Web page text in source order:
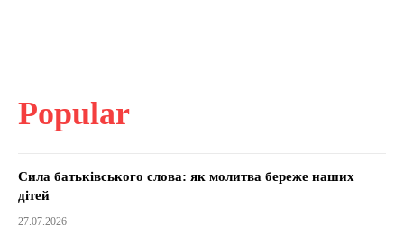
Popular
Сила батьківського слова: як молитва береже наших
дітей
27.07.2026